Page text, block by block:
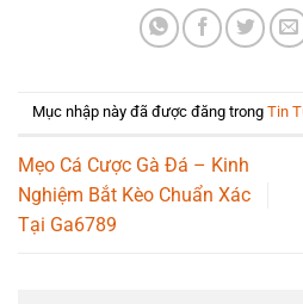
Mục nhập này đã được đăng trong Tin
Mẹo Cá Cược Gà Đá – Kinh
Nghiệm Bắt Kèo Chuẩn Xác
Tại Ga6789